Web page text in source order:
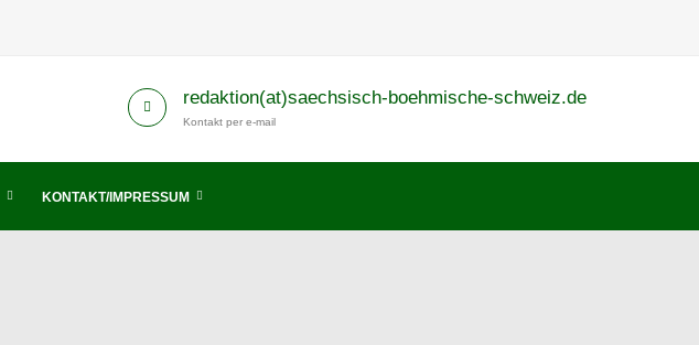
redaktion(at)saechsisch-boehmische-schweiz.de
Kontakt per e-mail
KONTAKT/IMPRESSUM